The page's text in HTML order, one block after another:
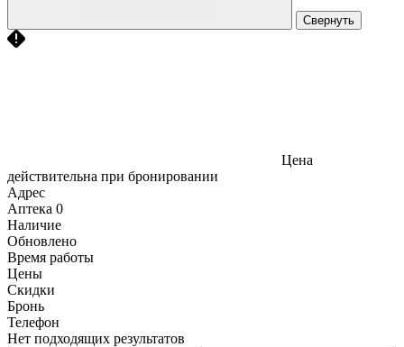
Свернуть
Цена
действительна при бронировании
Адрес
Аптека 0
Наличие
Обновлено
Время работы
Цены
Скидки
Бронь
Телефон
Нет подходящих результатов